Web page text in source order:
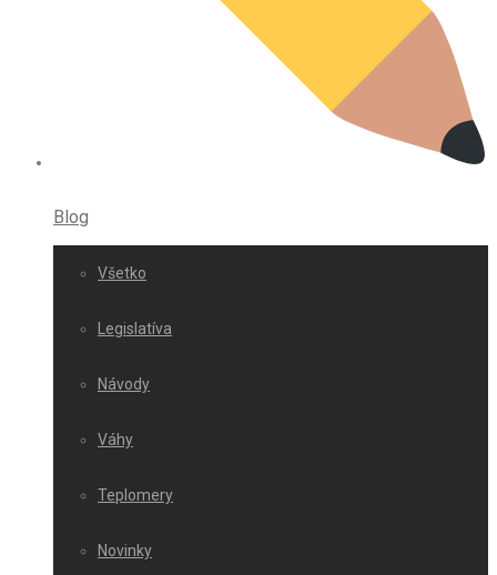
Blog
Všetko
Legislatíva
Návody
Váhy
Teplomery
Novinky